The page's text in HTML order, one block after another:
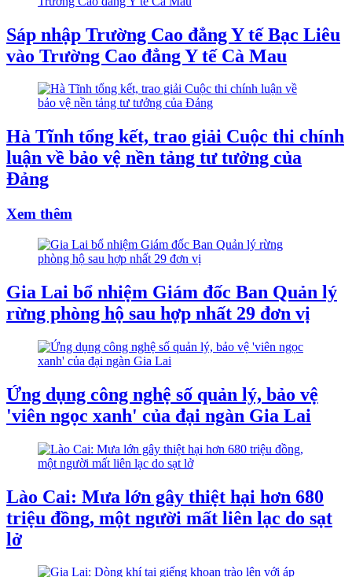
Sáp nhập Trường Cao đẳng Y tế Bạc Liêu
vào Trường Cao đẳng Y tế Cà Mau
Hà Tĩnh tổng kết, trao giải Cuộc thi chính
luận về bảo vệ nền tảng tư tưởng của
Đảng
Xem thêm
Gia Lai bổ nhiệm Giám đốc Ban Quản lý
rừng phòng hộ sau hợp nhất 29 đơn vị
Ứng dụng công nghệ số quản lý, bảo vệ
'viên ngọc xanh' của đại ngàn Gia Lai
Lào Cai: Mưa lớn gây thiệt hại hơn 680
triệu đồng, một người mất liên lạc do sạt
lở